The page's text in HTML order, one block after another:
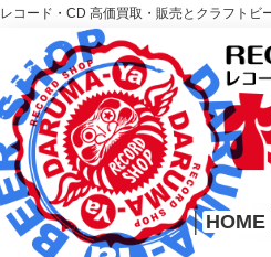
レコード・CD 高価買取・販売とクラフトビ
レコード高価買取はこちら
HOME
│ HOME